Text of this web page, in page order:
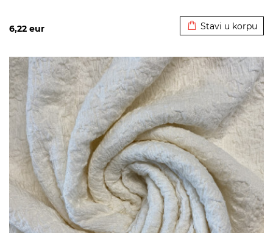
6,22 eur Stavi u korpu